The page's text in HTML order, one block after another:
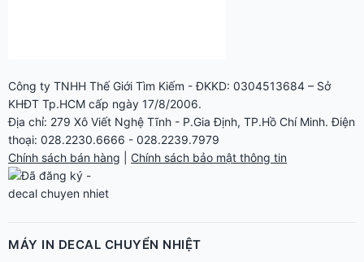
Công ty TNHH Thế Giới Tìm Kiếm - ĐKKD: 0304513684 – Sở
KHĐT Tp.HCM cấp ngày 17/8/2006.
Địa chỉ: 279 Xô Viết Nghệ Tĩnh - P.Gia Định, TP.Hồ Chí Minh. Điện
thoại: 028.2230.6666 - 028.2239.7979
Chính sách bán hàng
Chính sách bảo mật thông tin
MÁY IN DECAL CHUYỂN NHIỆT